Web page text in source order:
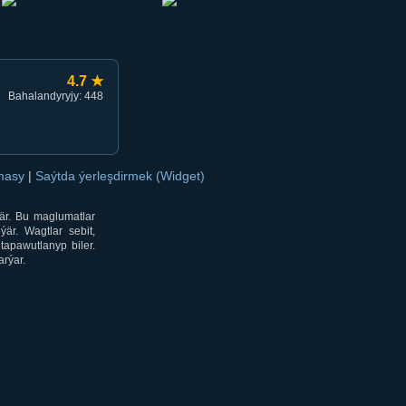
4.7 ★
Bahalandyryjy: 448
| Saýtda ýerleşdirmek (Widget)
Bu maglumatlar
Wagtlar sebit,
biler.